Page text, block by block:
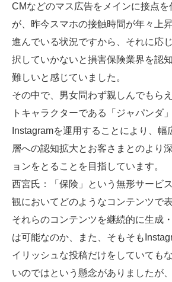
CMなどのマス広告をメインに接点を
が、昨今スマホの接触時間が年々上
進んでいる状況ですから、それに応
択していかないと損害保険業界を認
難しいと感じていました。
その中で、男女問わず親しんでもら
トキャラクターである「ジャパンダ
Instagramを運用することにより、
層への認知拡大とお客さまとのより
ョンをとることを目指しています。
西宮氏 ：「保険」という無形サービ
観においてどのようなコンテンツで
それらのコンテンツを継続的に生成
は可能なのか、また、そもそも
イリッシュな投稿だけをしていても
いのではという懸念がありましたが